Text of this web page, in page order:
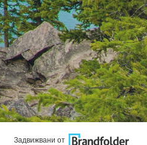
Задвижвани от